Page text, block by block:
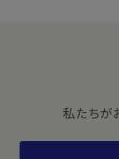
私たちが